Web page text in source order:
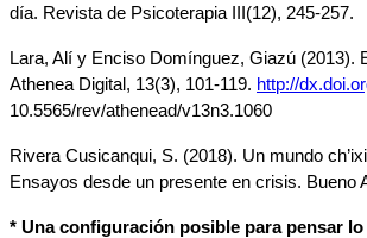
día. Revista de Psicoterapia III(12), 245-257.
Lara, Alí y Enciso Domínguez, Giazú (2013).
Athenea Digital, 13(3), 101-119. http://
10.5565/rev/athenead/v13n3.1060
Rivera Cusicanqui, S. (2018). Un mundo
Ensayos desde un presente en crisis. Bueno
* Una configuración posible para pensar